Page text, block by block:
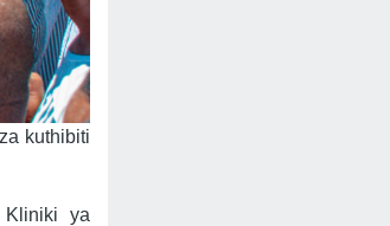
kuthibiti
Kliniki ya